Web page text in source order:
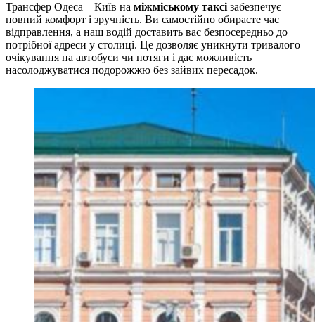
Трансфер Одеса – Київ на міжміському таксі забезпечує
повний комфорт і зручність. Ви самостійно обираєте час
відправлення, а наш водій доставить вас безпосередньо до
потрібної адреси у столиці. Це дозволяє уникнути тривалого
очікування на автобуси чи потяги і дає можливість
насолоджуватися подорожжю без зайвих пересадок.